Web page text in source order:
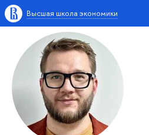
Высшая школа экономики